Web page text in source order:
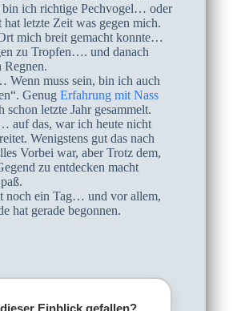
bin ich richtige Pechvogel… oder
hat letzte Zeit was gegen mich.
mich breit gemacht konnte…
zu Tropfen…. und danach
Regnen.
Wenn muss sein, bin ich auch
Genug Erfahrung mit Nass
schon letzte Jahr gesammelt.
auf das, war ich heute nicht
Wenigstens gut das nach
Vorbei war, aber Trotz dem,
zu entdecken macht
noch ein Tag… und vor allem,
hat gerade begonnen.
Einblick gefallen?